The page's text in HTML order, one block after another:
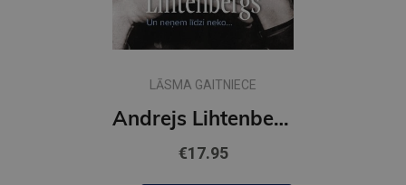
LĀSMA GAITNIECE
Andrejs Lihtenbergs. Un neņem līdzi neko...
€17.95